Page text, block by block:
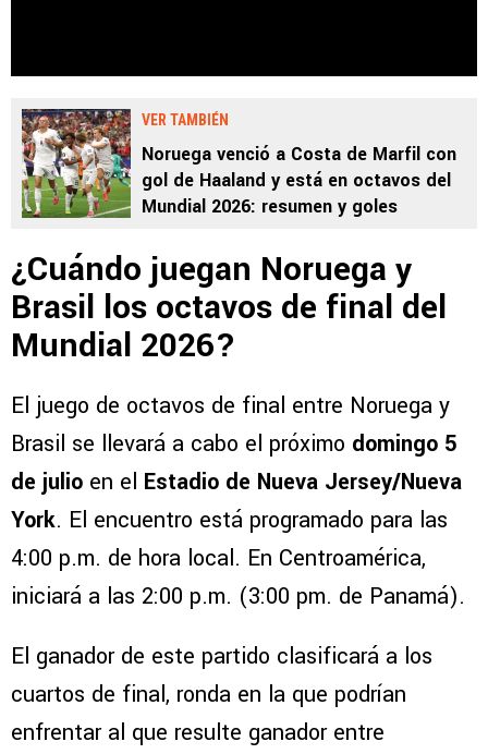
VER TAMBIÉN
Noruega venció a Costa de Marfil con
gol de Haaland y está en octavos del
Mundial 2026: resumen y goles
¿Cuándo juegan Noruega y
Brasil los octavos de final del
Mundial 2026?
El juego de octavos de final entre Noruega y
Brasil se llevará a cabo el próximo domingo 5
de julio en el Estadio de Nueva Jersey/Nueva
York. El encuentro está programado para las
4:00 p.m. de hora local. En Centroamérica,
iniciará a las 2:00 p.m. (3:00 pm. de Panamá).
El ganador de este partido clasificará a los
cuartos de final, ronda en la que podrían
enfrentar al que resulte ganador entre